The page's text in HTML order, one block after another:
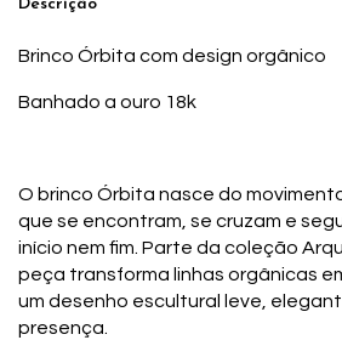
Descrição
Brinco Órbita com design orgânico
Banhado a ouro 18k
O brinco Órbita nasce do
que se encontram, se cruzam e
início nem fim. Parte da coleção
peça transforma linhas orgânicas
um desenho escultural leve,
presença.